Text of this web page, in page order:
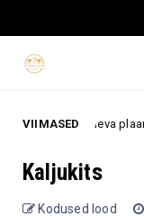
VIIMASED
kogu päeva plaane
Kaljukits
Kodused lood